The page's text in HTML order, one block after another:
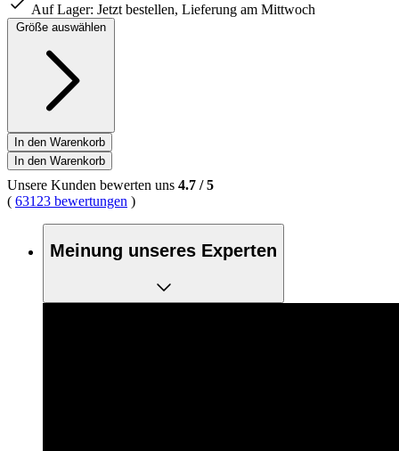
Auf Lager: Jetzt bestellen, Lieferung am Mittwoch
Größe auswählen
In den Warenkorb
In den Warenkorb
Unsere Kunden bewerten uns 4.7 /5
( 63123 bewertungen )
Meinung unseres Experten